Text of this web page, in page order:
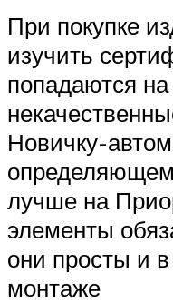
При покупке
изучить
попадаются
Новичку-
лучше на
элементы
они просты и
монтаже